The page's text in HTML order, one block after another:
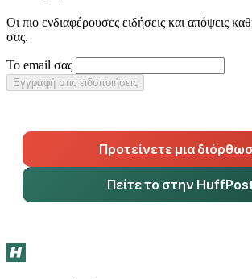
Οι πιο ενδιαφέρουσες ειδήσεις και απόψεις
σας.
Το email σας
Εγγραφή στις ειδοποιήσεις
Προτείνετε μια
Πείτε το στην